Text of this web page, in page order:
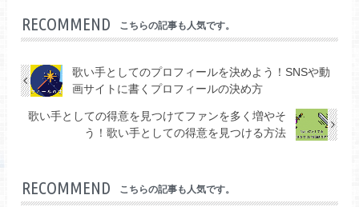
RECOMMEND こちらの記事も人気です。
歌い手としてのプロフィールを決めよう！SNSや動
画サイトに書くプロフィールの決め方
歌い手としての得意を見つけてファンを多く増やそ
う！歌い手としての得意を見つける方法
RECOMMEND こちらの記事も人気です。